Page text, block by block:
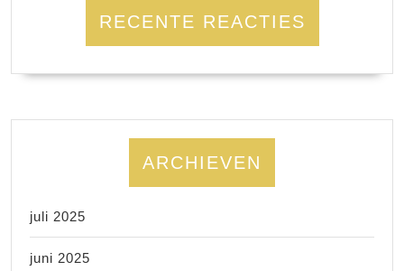
RECENTE REACTIES
ARCHIEVEN
juli 2025
juni 2025